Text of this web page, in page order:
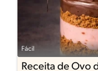
Fácil
Receita de Ovo